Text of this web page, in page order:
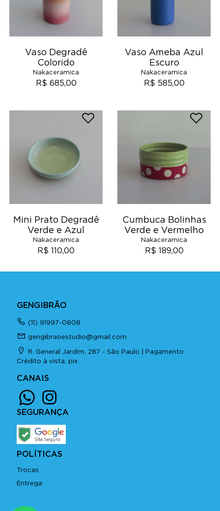
Vaso Degradê
Colorido
Nakaceramica
R$ 685,00
Vaso Ameba Azul
Escuro
Nakaceramica
R$ 585,00
Mini Prato Degradê
Verde e Azul
Nakaceramica
R$ 110,00
Cumbuca Bolinhas
Verde e Vermelho
Nakaceramica
R$ 189,00
GENGIBRÃO
(11) 91997-0808
gengibraoestudio@gmail.com
R. General Jardim, 287 - São Paulo | Pagamento:
Crédito à vista, pix
CANAIS
SEGURANÇA
POLÍTICAS
Trocas
Entrega